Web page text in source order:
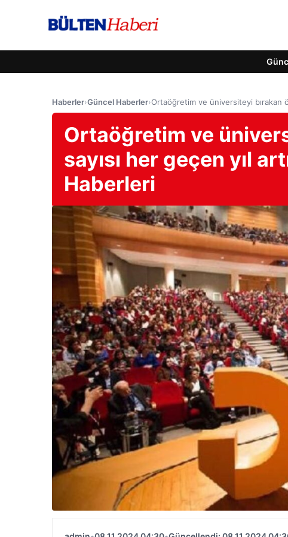
Haberler›Güncel Haberler›Ortaöğretim ve üniversiteyi bırakan
Ortaöğretim ve
sayısı her geçen yıl
Haberleri